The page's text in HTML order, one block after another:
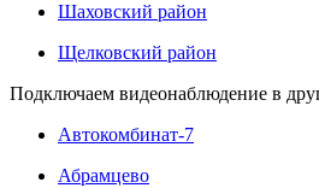
Шаховский район
Щелковский район
Подключаем видеонаблюдение в
Автокомбинат-7
Абрамцево